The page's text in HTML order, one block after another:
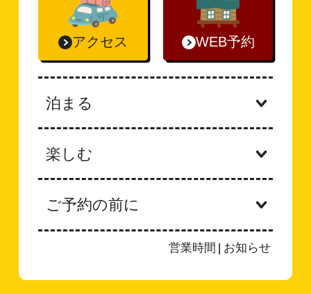
泊まる
楽しむ
ご予約の前に
アクセス WEB予約
営業時間 | お知らせ